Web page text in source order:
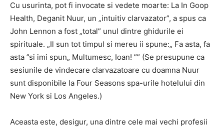
Cu usurinta, pot fi invocate si vedete moarte: La In Goop
Health, Deganit Nuur, un „intuitiv clarvazator”, a spus ca
John Lennon a fost „total” unul dintre ghidurile ei
spirituale. „Il sun tot timpul si mereu ii spune:„ Fa asta, fa
asta ”si imi spun„ Multumesc, Ioan! ”” (Se presupune ca
sesiunile de vindecare clarvazatoare cu doamna Nuur
sunt disponibile la Four Seasons spa-urile hotelului din
New York si Los Angeles.)
Aceasta este, desigur, una dintre cele mai vechi profesii